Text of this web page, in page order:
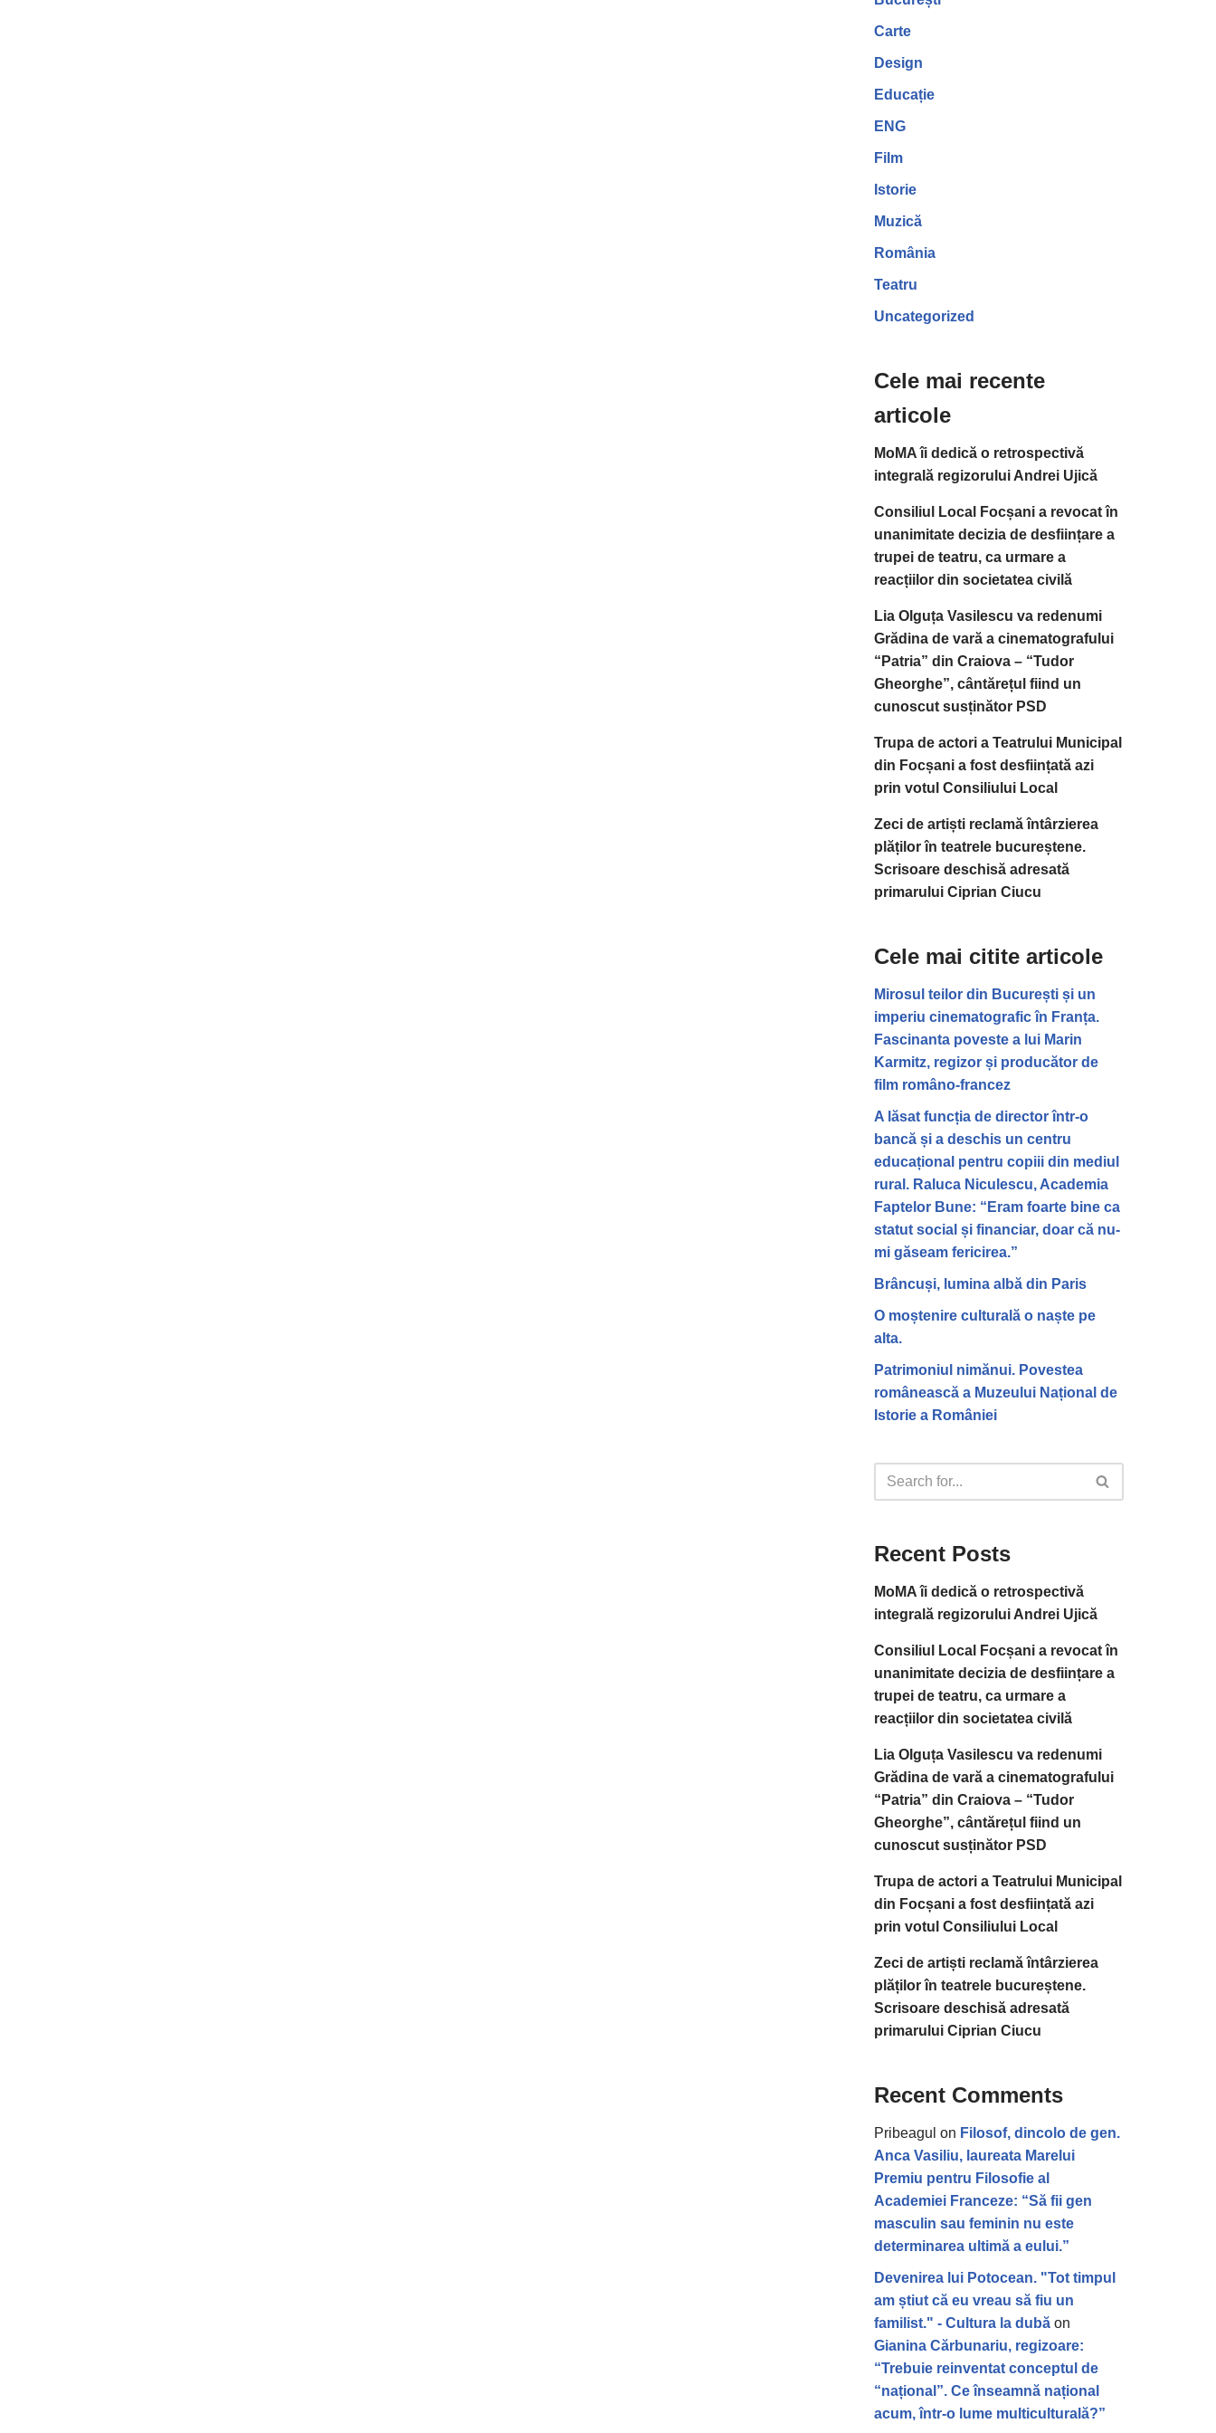
Carte
Design
Educație
ENG
Film
Istorie
Muzică
România
Teatru
Uncategorized
Cele mai recente
articole
MoMA îi dedică o retrospectivă
integrală regizorului Andrei Ujică
Consiliul Local Focșani a revocat în
unanimitate decizia de desființare a
trupei de teatru, ca urmare a
reacțiilor din societatea civilă
Lia Olguța Vasilescu va redenumi
Grădina de vară a cinematografului
“Patria” din Craiova – “Tudor
Gheorghe”, cântărețul fiind un
cunoscut susținător PSD
Trupa de actori a Teatrului Municipal
din Focșani a fost desființată azi
prin votul Consiliului Local
Zeci de artiști reclamă întârzierea
plăților în teatrele bucureștene.
Scrisoare deschisă adresată
primarului Ciprian Ciucu
Cele mai citite articole
Mirosul teilor din București și un
imperiu cinematografic în Franța.
Fascinanta poveste a lui Marin
Karmitz, regizor și producător de
film româno-francez
A lăsat funcția de director într-o
bancă și a deschis un centru
educațional pentru copiii din mediul
rural. Raluca Niculescu, Academia
Faptelor Bune: “Eram foarte bine ca
statut social și financiar, doar că nu-
mi găseam fericirea.”
Brâncuși, lumina albă din Paris
O moștenire culturală o naște pe
alta.
Patrimoniul nimănui. Povestea
românească a Muzeului Național de
Istorie a României
Recent Posts
MoMA îi dedică o retrospectivă
integrală regizorului Andrei Ujică
Consiliul Local Focșani a revocat în
unanimitate decizia de desființare a
trupei de teatru, ca urmare a
reacțiilor din societatea civilă
Lia Olguța Vasilescu va redenumi
Grădina de vară a cinematografului
“Patria” din Craiova – “Tudor
Gheorghe”, cântărețul fiind un
cunoscut susținător PSD
Trupa de actori a Teatrului Municipal
din Focșani a fost desființată azi
prin votul Consiliului Local
Zeci de artiști reclamă întârzierea
plăților în teatrele bucureștene.
Scrisoare deschisă adresată
primarului Ciprian Ciucu
Recent Comments
Pribeagul on Filosof, dincolo de gen.
Anca Vasiliu, laureata Marelui
Premiu pentru Filosofie al
Academiei Franceze: “Să fii gen
masculin sau feminin nu este
determinarea ultimă a eului.”
Devenirea lui Potocean. "Tot timpul
am știut că eu vreau să fiu un
familist." - Cultura la dubă on
Gianina Cărbunariu, regizoare:
“Trebuie reinventat conceptul de
“național”. Ce înseamnă național
acum, într-o lume multiculturală?”